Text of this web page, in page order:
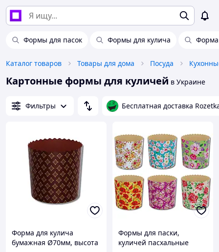
Формы для пасок Формы для кулича Форма
Каталог товаров Товары для дома Посуда
Картонные формы для куличей в Украине
Фильтры Бесплатная доставка
Форма для кулича
бумажная Ø70мм, высота
Формы для паски,
куличей пасхальные